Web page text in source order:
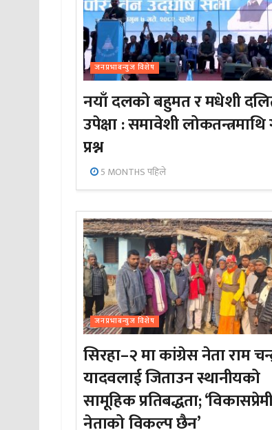
जनप्रभाबन्युज विशेष
नयाँ दलको बहुमत र मधेशी
उपेक्षा : समावेशी लोकतन्त्रमाथि
प्रश्न
5 MONTHS पहिले
जनप्रभाबन्युज विशेष
सिरहा–२ मा कांग्रेस नेता राम
यादवलाई जिताउन स्थानीयको
सामूहिक प्रतिबद्धता;
नेताको विकल्प छैन’